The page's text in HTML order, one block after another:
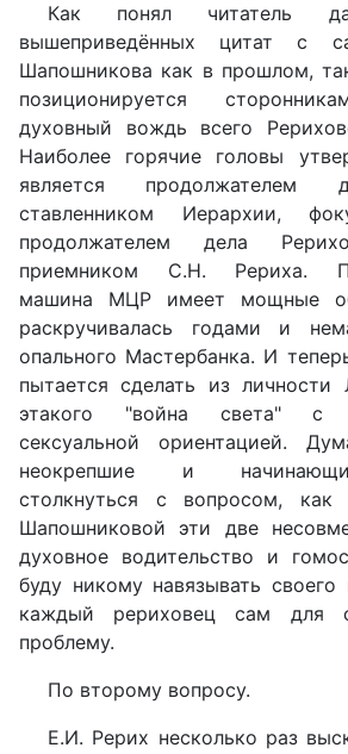
Как понял читатель
вышеприведённых цитат с
Шапошникова как в прошлом,
позиционируется
духовный вождь всего
Наиболее горячие головы
является продолжателем
ставленником Иерархии,
продолжателем дела
приемником С.Н. Рериха.
машина МЦР имеет мощные
раскручивалась годами и
опального Мастербанка. И
пытается сделать из
этакого "война света" с
сексуальной ориентацией.
неокрепшие и
столкнуться с вопросом,
Шапошниковой эти две
духовное водительство и
буду никому навязывать
каждый рериховец сам для
проблему.
По второму вопросу.
Е.И. Рерих несколько раз